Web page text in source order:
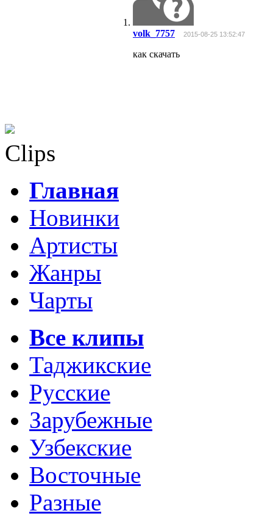
volk_7757 2015-08-25 13:52:47
как скачать
Clips
Главная
Новинки
Артисты
Жанры
Чарты
Все клипы
Таджикские
Русские
Зарубежные
Узбекские
Восточные
Разные